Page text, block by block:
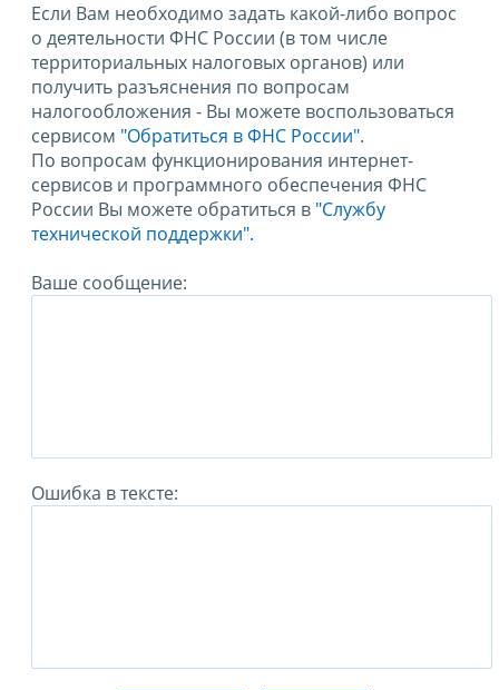
Если Вам необходимо задать какой-либо вопрос
о деятельности ФНС России (в том числе
территориальных налоговых органов) или
получить разъяснения по вопросам
налогообложения - Вы можете воспользоваться
сервисом "Обратиться в ФНС России".
По вопросам функционирования интернет-
сервисов и программного обеспечения ФНС
России Вы можете обратиться в "Службу
технической поддержки".
Ваше сообщение:
Ошибка в тексте: